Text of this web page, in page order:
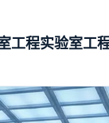
工程实验室工